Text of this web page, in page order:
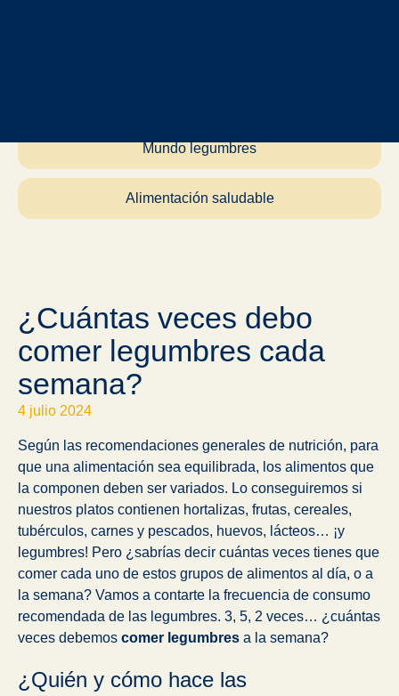
Mundo legumbres
Alimentación saludable
¿Cuántas veces debo
comer legumbres cada
semana?
4 julio 2024
Según las recomendaciones generales de nutrición, para
que una alimentación sea equilibrada, los alimentos que
la componen deben ser variados. Lo conseguiremos si
nuestros platos contienen hortalizas, frutas, cereales,
tubérculos, carnes y pescados, huevos, lácteos… ¡y
legumbres! Pero ¿sabrías decir cuántas veces tienes que
comer cada uno de estos grupos de alimentos al día, o a
la semana? Vamos a contarte la frecuencia de consumo
recomendada de las legumbres. 3, 5, 2 veces… ¿cuántas
veces debemos comer legumbres a la semana?
¿Quién y cómo hace las